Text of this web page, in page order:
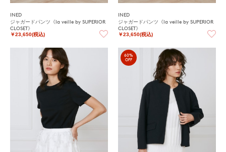
INED
ジャガードパンツ《la veille by SUPERIOR
CLOSET》
￥23,650(税込)
INED
ジャガードパンツ《la veille by SUPERIOR
CLOSET》
￥23,650(税込)
60%
OFF